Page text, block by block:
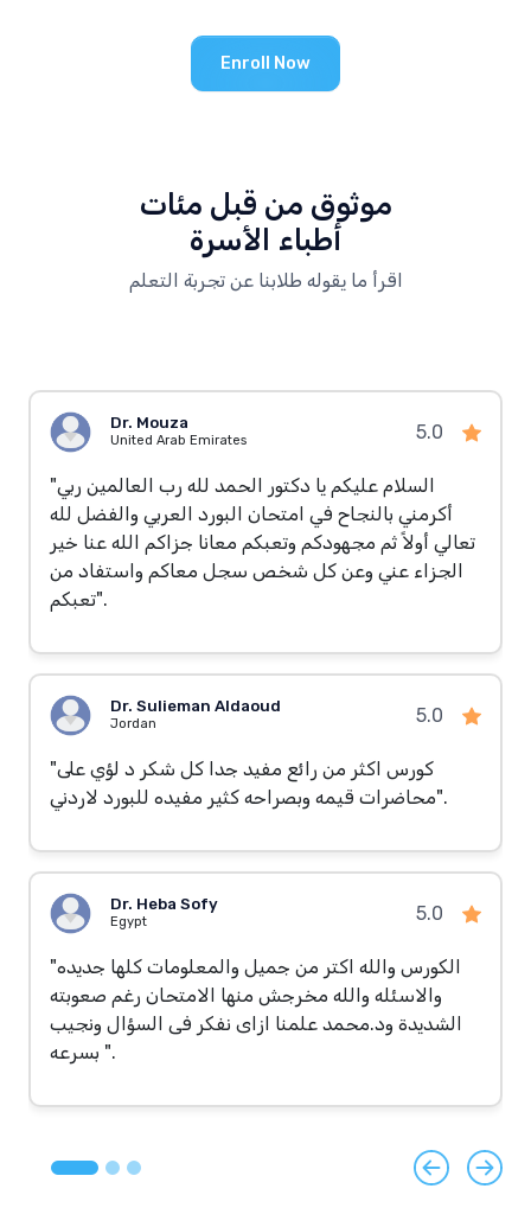
Enroll Now
موثوق من قبل مئات
أطباء الأسرة
اقرأ ما يقوله طلابنا عن تجربة التعلم
Dr. Mouza
United Arab Emirates 5.0
"السلام عليكم يا دكتور الحمد لله رب العالمين ربي
أكرمني بالنجاح في امتحان البورد العربي والفضل لله
تعالي أولاً ثم مجهودكم وتعبكم معانا جزاكم الله عنا خير
الجزاء عني وعن كل شخص سجل معاكم واستفاد من
تعبكم".
Dr. Sulieman Aldaoud
Jordan 5.0
"كورس اكثر من رائع مفيد جدا كل شكر د لؤي على
محاضرات قيمه وبصراحه كثير مفيده للبورد لاردني".
Dr. Heba Sofy
Egypt 5.0
"الكورس والله اكتر من جميل والمعلومات كلها جديده
والاسئله والله مخرجش منها الامتحان رغم صعوبته
الشديدة ود.محمد علمنا ازاى نفكر فى السؤال ونجيب
بسرعه ".
Previous
Next